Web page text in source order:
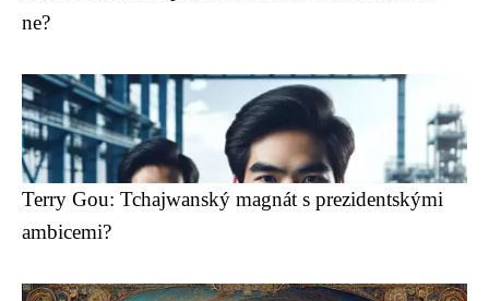
ne?
Terry Gou: Tchajwanský magnát s prezidentskými
ambicemi?